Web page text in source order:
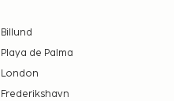
Billund
Playa de Palma
London
Frederikshavn